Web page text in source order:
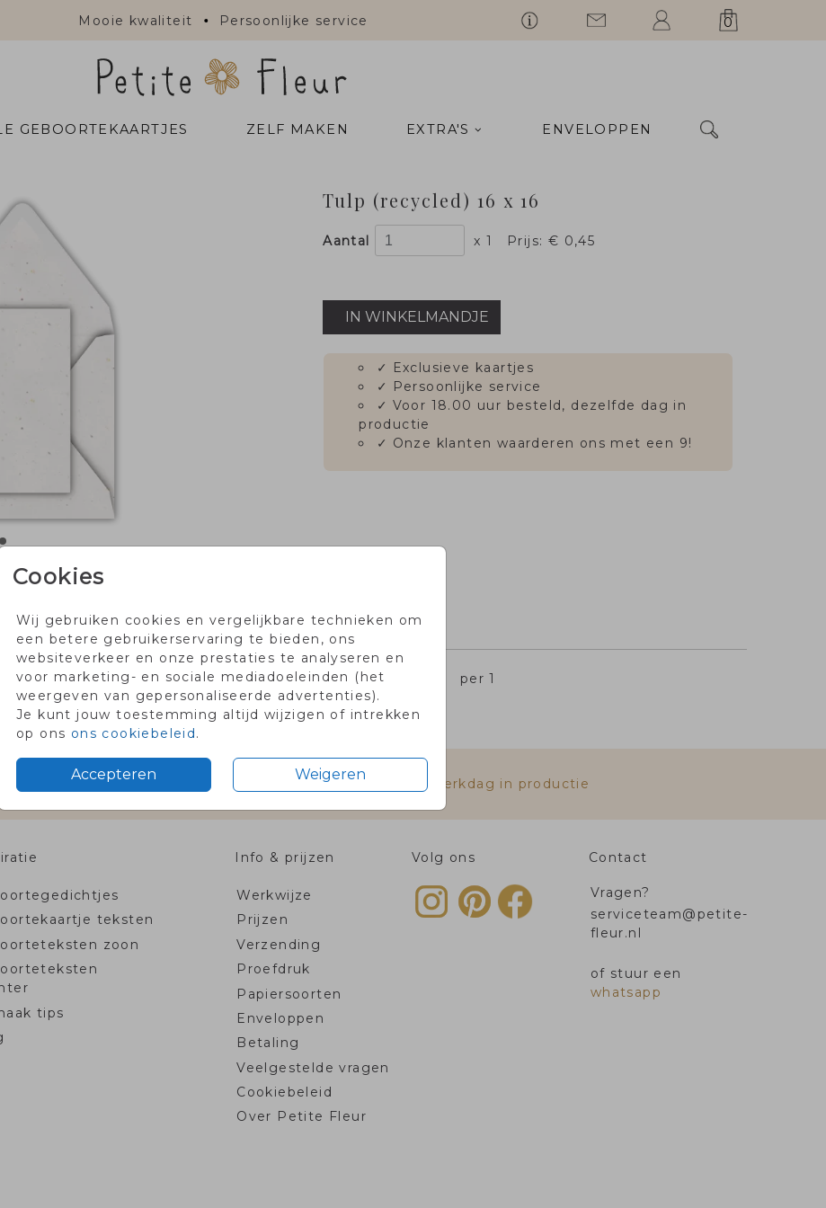
Mooie kwaliteit Persoonlijke service 0
GEBOORTEKAARTJES ZELF MAKEN EXTRA'S ENVELOPPEN
Cookies
Wij gebruiken cookies en vergelijkbare technieken om
een betere gebruikerservaring te bieden, ons
websiteverkeer en onze prestaties te analyseren en
voor marketing- en sociale mediadoeleinden (het
weergeven van gepersonaliseerde advertenties).
Je kunt jouw toestemming altijd wijzigen of intrekken
op ons ons cookiebeleid.
Accepteren Weigeren
Tulp (recycled) 16 x 16
Aantal x 1 Prijs: € 0,45
IN WINKELMANDJE
✓
Exclusieve kaartjes
✓
Persoonlijke service
✓ Voor 18.00 uur besteld, dezelfde dag in
productie
✓ Onze klanten waarderen ons met een 9!
Prijs:€ 0,45 per 1
met code PROEF2026 Voor 18.00 besteld dezelfde werkdag in productie
teksten
zoon
tips
Info & prijzen
Werkwijze
Prijzen
Verzending
Proefdruk
Papiersoorten
Enveloppen
Betaling
Veelgestelde vragen
Cookiebeleid
Over Petite Fleur
Volg ons Contact
Vragen?
serviceteam@petite-
fleur.nl
of stuur een
whatsapp